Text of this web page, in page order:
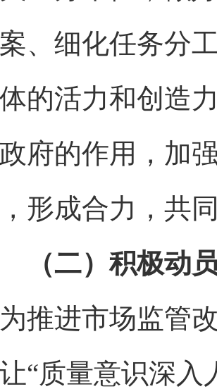
、细化任务分
的活力和创造
府的作用，加
形成合力，共
（二）积极动
推进市场监管
“质量意识深